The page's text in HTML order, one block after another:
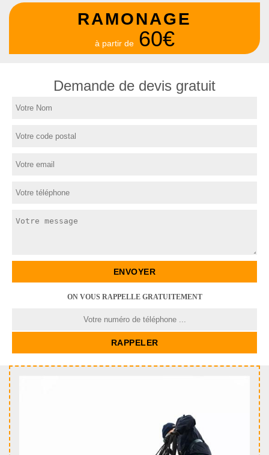
RAMONAGE
à partir de 60€
Demande de devis gratuit
ON VOUS RAPPELLE GRATUITEMENT